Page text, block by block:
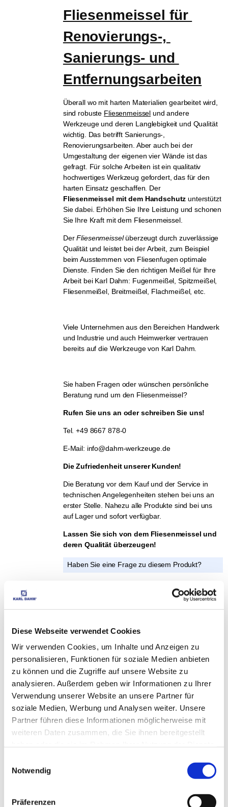
Diese Webseite verwendet Cookies
Wir verwenden Cookies, um Inhalte und Anzeigen zu
personalisieren, Funktionen für soziale Medien anbieten
zu können und die Zugriffe auf unsere Website zu
analysieren. Außerdem geben wir Informationen zu Ihrer
Verwendung unserer Website an unsere Partner für
soziale Medien, Werbung und Analysen weiter. Unsere
Partner führen diese Informationen möglicherweise mit
weiteren Daten zusammen, die Sie ihnen bereitgestellt
Notwendig
Präferenzen
Fliesenmeissel für
Renovierungs-,
Sanierungs- und
Entfernungsarbeiten
Überall wo mit harten Materialien gearbeitet wird,
sind robuste Fliesenmeissel und andere
Werkzeuge und deren Langlebigkeit und Qualität
wichtig. Das betrifft Sanierungs-,
Renovierungsarbeiten. Aber auch bei der
Umgestaltung der eigenen vier Wände ist das
gefragt. Für solche Arbeiten ist ein qualitativ
hochwertiges Werkzeug gefordert, das für den
harten Einsatz geschaffen. Der
Fliesenmeissel mit dem Handschutz unterstützt
Sie dabei. Erhöhen Sie Ihre Leistung und schonen
Sie Ihre Kraft mit dem Fliesenmeissel.
DerFliesenmeisselüberzeugt durch zuverlässige
Qualität und leistet bei der Arbeit, zum Beispiel
beim Ausstemmen von Fliesenfugen optimale
Dienste. Finden Sie den richtigen Meißel für Ihre
Arbeit bei Karl Dahm: Fugenmeißel, Spitzmeißel,
Fliesenmeißel, Breitmeißel, Flachmeißel, etc.
Viele Unternehmen aus den Bereichen Handwerk
und Industrie und auch Heimwerker vertrauen
bereits auf die Werkzeuge von Karl Dahm.
Sie haben Fragen oder wünschen persönliche
Beratung rund um den Fliesenmeissel?
Rufen Sie uns an oder schreiben Sie uns!
Tel. +49 8667 878-0
E-Mail: info@dahm-werkzeuge.de
Die Zufriedenheit unserer Kunden!
Die Beratung vor dem Kauf und der Service in
technischen Angelegenheiten stehen bei uns an
erster Stelle. Nahezu alle Produkte sind bei uns
auf Lager und sofort verfügbar.
Lassen Sie sich von dem Fliesenmeissel und
deren Qualität überzeugen!
Haben Sie eine Frage zu diesem Produkt?
Datenschutzbestimmungen